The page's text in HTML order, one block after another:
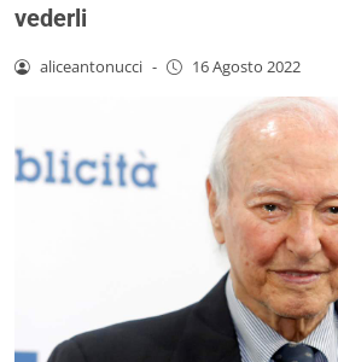
vederli
aliceantonucci - 16 Agosto 2022